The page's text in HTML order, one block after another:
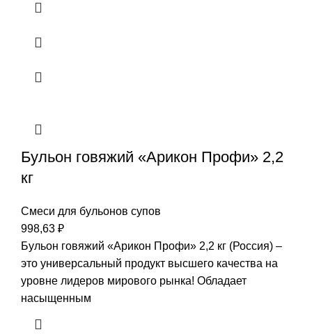
Бульон говяжий «Арикон Профи» 2,2
кг
Смеси для бульонов супов
998,63 ₽
Бульон говяжий «Арикон Профи» 2,2 кг (Россия) –
это универсальный продукт высшего качества на
уровне лидеров мирового рынка! Обладает
насыщенным